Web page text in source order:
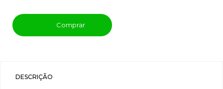
Comprar
DESCRIÇÃO